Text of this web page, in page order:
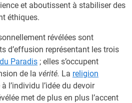
et aboutissent à stabiliser des
éthiques.
révélées sont
d’effusion représentant les trois
Paradis ; elles s’occupent
de la vérité. La religion
l’individu l’idée du devoir
met de plus en plus l’accent